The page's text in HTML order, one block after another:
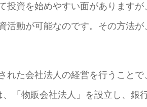
資を始めやすい面がありますが
動が可能なのです。その方法が
れた会社法人の経営を行うことで
「物販会社法人」を設立し、銀